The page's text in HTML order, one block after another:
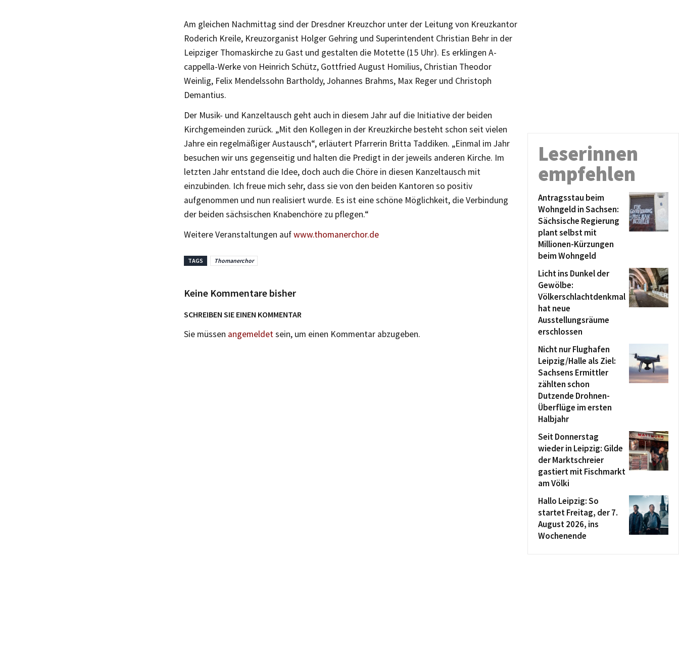
Am gleichen Nachmittag sind der Dresdner Kreuzchor unter der Leitung von Kreuzkantor
Roderich Kreile, Kreuzorganist Holger Gehring und Superintendent Christian Behr in der
Leipziger Thomaskirche zu Gast und gestalten die Motette (15 Uhr). Es erklingen A-
cappella-Werke von Heinrich Schütz, Gottfried August Homilius, Christian Theodor
Weinlig, Felix Mendelssohn Bartholdy, Johannes Brahms, Max Reger und Christoph
Demantius.
Der Musik- und Kanzeltausch geht auch in diesem Jahr auf die Initiative der beiden
Kirchgemeinden zurück. „Mit den Kollegen in der Kreuzkirche besteht schon seit vielen
Jahre ein regelmäßiger Austausch“, erläutert Pfarrerin Britta Taddiken. „Einmal im Jahr
besuchen wir uns gegenseitig und halten die Predigt in der jeweils anderen Kirche. Im
letzten Jahr entstand die Idee, doch auch die Chöre in diesen Kanzeltausch mit
einzubinden. Ich freue mich sehr, dass sie von den beiden Kantoren so positiv
aufgenommen und nun realisiert wurde. Es ist eine schöne Möglichkeit, die Verbindung
der beiden sächsischen Knabenchöre zu pflegen.“
Weitere Veranstaltungen aufwww.thomanerchor.de
TAGS Thomanerchor
Keine Kommentare bisher
SCHREIBEN SIE EINEN KOMMENTAR
Sie müssen angemeldetsein, um einen Kommentar abzugeben.
Leserinnen
empfehlen
Antragsstau beim
Wohngeld in Sachsen:
Sächsische Regierung
plant selbst mit
Millionen-Kürzungen
beim Wohngeld
Licht ins Dunkel der
Gewölbe:
Völkerschlachtdenkmal
hat neue
Ausstellungsräume
erschlossen
Nicht nur Flughafen
Leipzig/Halle als Ziel:
Sachsens Ermittler
zählten schon
Dutzende Drohnen-
Überflüge im ersten
Halbjahr
Seit Donnerstag
wieder in Leipzig: Gilde
der Marktschreier
gastiert mit Fischmarkt
am Völki
Hallo Leipzig: So
startet Freitag, der 7.
August 2026, ins
Wochenende